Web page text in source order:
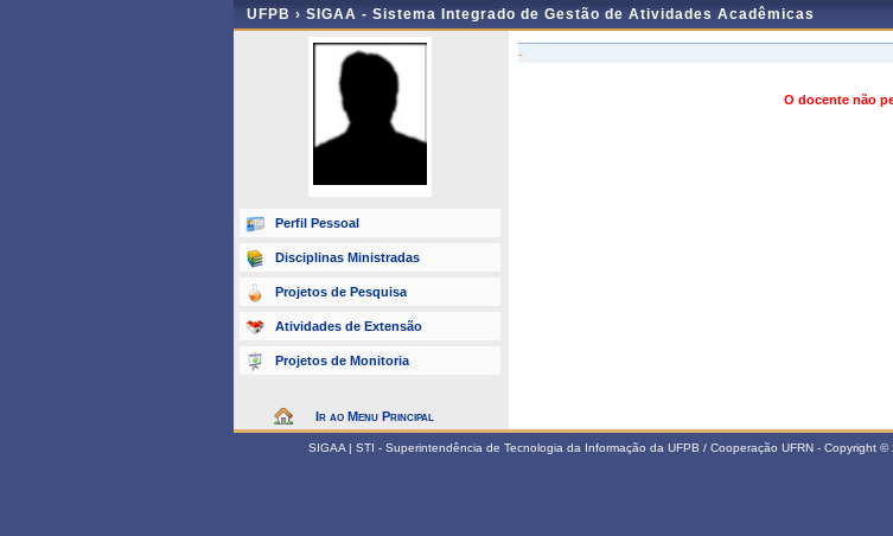
UFPB › SIGAA - Sistema Integrado de Gestão de Atividades Acadêmicas
Perfil Pessoal
Disciplinas Ministradas
Projetos de Pesquisa
Atividades de Extensão
Projetos de Monitoria
Ir ao Menu Principal
-
O docente não
SIGAA | STI - Superintendência de Tecnologia da Informação da UFPB / Cooperação UFRN - Copyright